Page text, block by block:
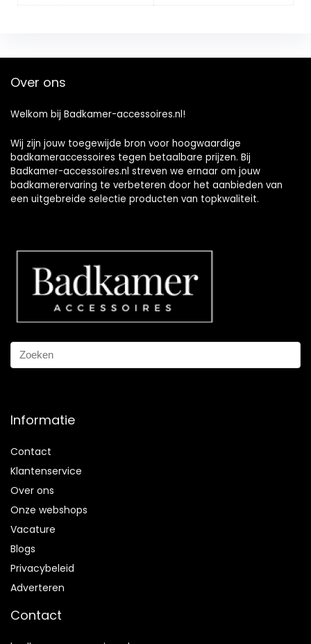
Over ons
Welkom bij Badkamer-accessoires.nl!
Wij zijn jouw toegewijde bron voor hoogwaardige
badkameraccessoires tegen betaalbare prijzen. Bij
Badkamer-accessoires.nl streven we ernaar om jouw
badkamerervaring te verbeteren door het aanbieden van
een uitgebreide selectie producten van topkwaliteit.
Informatie
Contact
Klantenservice
Over ons
Onze webshops
Vacature
Blogs
Privacybeleid
Adverteren
Contact